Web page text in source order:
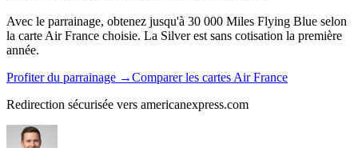
Avec le parrainage, obtenez jusqu'à 30 000 Miles Flying Blue selon
la carte Air France choisie. La Silver est sans cotisation la première
année.
Profiter du parrainage →Comparer les cartes Air France
Redirection sécurisée vers americanexpress.com